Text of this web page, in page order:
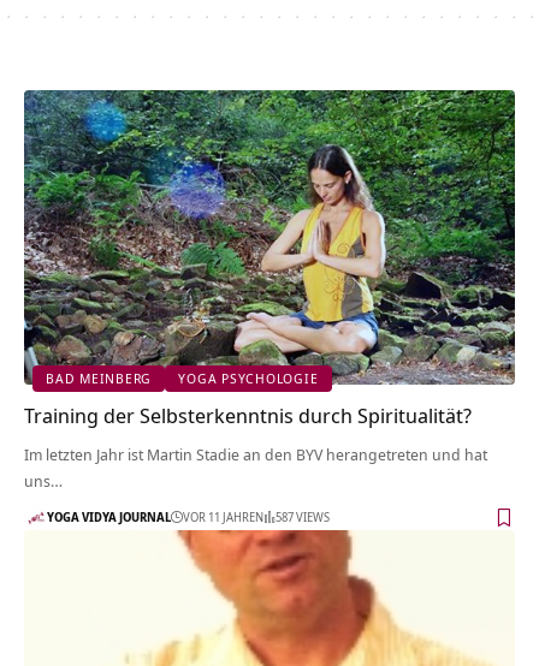
BAD MEINBERG YOGA PSYCHOLOGIE
Training der Selbsterkenntnis durch Spiritualität?
Im letzten Jahr ist Martin Stadie an den BYV herangetreten und hat
uns…
YOGA VIDYA JOURNAL VOR 11 JAHREN 587 VIEWS